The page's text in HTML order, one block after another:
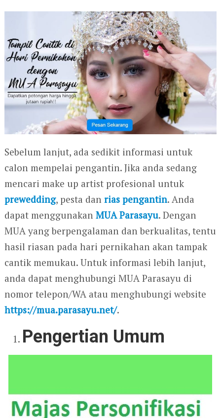
Sebelum lanjut, ada sedikit informasi untuk
calon mempelai pengantin. Jika anda sedang
mencari make up artist profesional untuk
prewedding, pesta dan rias pengantin. Anda
dapat menggunakan MUA Parasayu. Dengan
MUA yang berpengalaman dan berkualitas, tentu
hasil riasan pada hari pernikahan akan tampak
cantik memukau. Untuk informasi lebih lanjut,
anda dapat menghubungi MUA Parasayu di
nomor telepon/WA atau menghubungi website
https://mua.parasayu.net/.
Pengertian Umum